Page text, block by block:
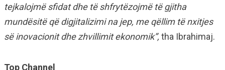
tejkalojmë sfidat dhe të shfrytëzojmë të gjitha
mundësitë që digjitalizimi na jep, me qëllim të nxitjes
së inovacionit dhe zhvillimit ekonomik”, tha Ibrahimaj.
Top Channel